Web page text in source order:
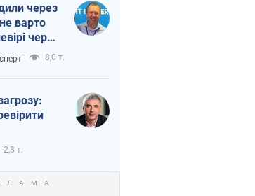
через
варто
через
8,0 т.
2,8 т.